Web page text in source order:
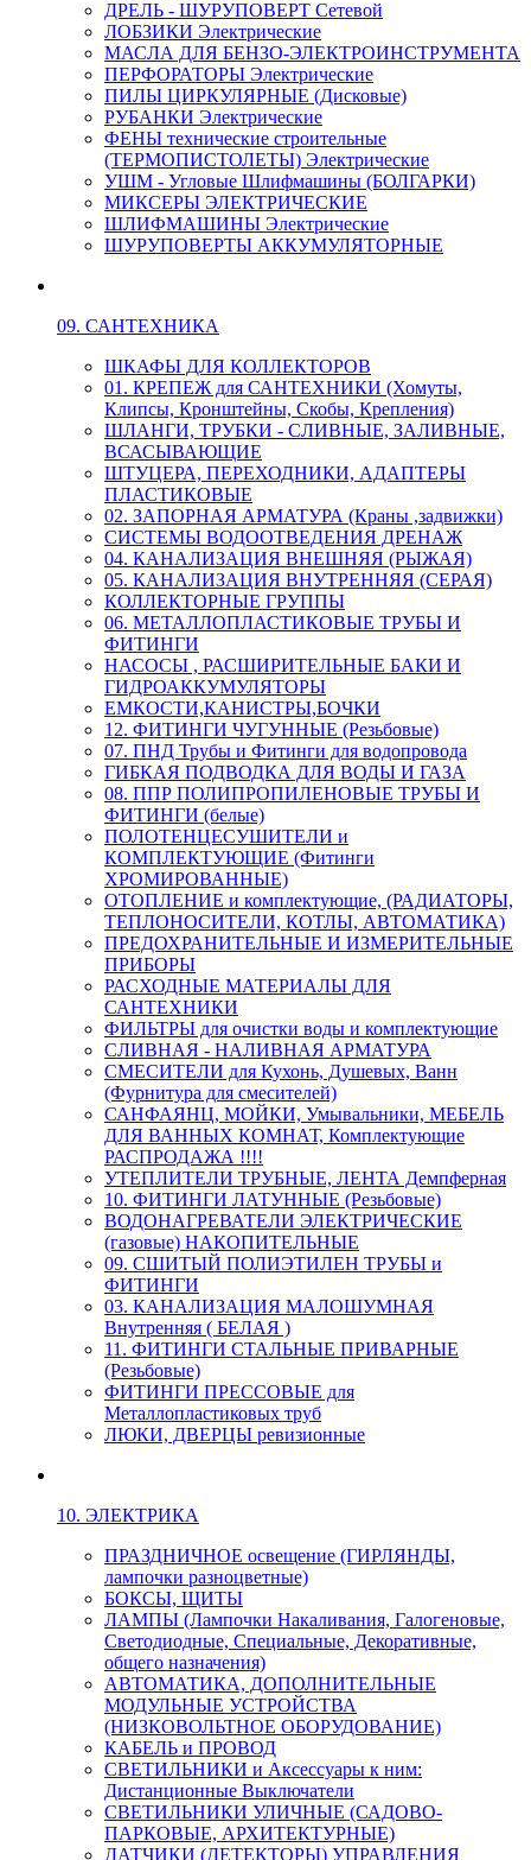
ДРЕЛЬ - ШУРУПОВЕРТ Сетевой
ЛОБЗИКИ Электрические
МАСЛА ДЛЯ БЕНЗО-ЭЛЕКТРОИНСТРУМЕНТА
ПЕРФОРАТОРЫ Электрические
ПИЛЫ ЦИРКУЛЯРНЫЕ (Дисковые)
РУБАНКИ Электрические
ФЕНЫ технические строительные
(ТЕРМОПИСТОЛЕТЫ) Электрические
УШМ - Угловые Шлифмашины (БОЛГАРКИ)
МИКСЕРЫ ЭЛЕКТРИЧЕСКИЕ
ШЛИФМАШИНЫ Электрические
ШУРУПОВЕРТЫ АККУМУЛЯТОРНЫЕ
09. САНТЕХНИКА
ШКАФЫ ДЛЯ КОЛЛЕКТОРОВ
01. КРЕПЕЖ для САНТЕХНИКИ (Хомуты,
Клипсы, Кронштейны, Скобы, Крепления)
ШЛАНГИ, ТРУБКИ - СЛИВНЫЕ, ЗАЛИВНЫЕ,
ВСАСЫВАЮЩИЕ
ШТУЦЕРА, ПЕРЕХОДНИКИ, АДАПТЕРЫ
ПЛАСТИКОВЫЕ
02. ЗАПОРНАЯ АРМАТУРА (Краны ,задвижки)
СИСТЕМЫ ВОДООТВЕДЕНИЯ ДРЕНАЖ
04. КАНАЛИЗАЦИЯ ВНЕШНЯЯ (РЫЖАЯ)
05. КАНАЛИЗАЦИЯ ВНУТРЕННЯЯ (СЕРАЯ)
КОЛЛЕКТОРНЫЕ ГРУППЫ
06. МЕТАЛЛОПЛАСТИКОВЫЕ ТРУБЫ И
ФИТИНГИ
НАСОСЫ , РАСШИРИТЕЛЬНЫЕ БАКИ И
ГИДРОАККУМУЛЯТОРЫ
ЕМКОСТИ,КАНИСТРЫ,БОЧКИ
12. ФИТИНГИ ЧУГУННЫЕ (Резьбовые)
07. ПНД Трубы и Фитинги для водопровода
ГИБКАЯ ПОДВОДКА ДЛЯ ВОДЫ И ГАЗА
08. ППР ПОЛИПРОПИЛЕНОВЫЕ ТРУБЫ И
ФИТИНГИ (белые)
ПОЛОТЕНЦЕСУШИТЕЛИ и
КОМПЛЕКТУЮЩИЕ (Фитинги
ХРОМИРОВАННЫЕ)
ОТОПЛЕНИЕ и комплектующие, (РАДИАТОРЫ,
ТЕПЛОНОСИТЕЛИ, КОТЛЫ, АВТОМАТИКА)
ПРЕДОХРАНИТЕЛЬНЫЕ И ИЗМЕРИТЕЛЬНЫЕ
ПРИБОРЫ
РАСХОДНЫЕ МАТЕРИАЛЫ ДЛЯ
САНТЕХНИКИ
ФИЛЬТРЫ для очистки воды и комплектующие
СЛИВНАЯ - НАЛИВНАЯ АРМАТУРА
СМЕСИТЕЛИ для Кухонь, Душевых, Ванн
(Фурнитура для смесителей)
САНФАЯНЦ, МОЙКИ, Умывальники, МЕБЕЛЬ
ДЛЯ ВАННЫХ КОМНАТ, Комплектующие
РАСПРОДАЖА !!!!
УТЕПЛИТЕЛИ ТРУБНЫЕ, ЛЕНТА Демпферная
10. ФИТИНГИ ЛАТУННЫЕ (Резьбовые)
ВОДОНАГРЕВАТЕЛИ ЭЛЕКТРИЧЕСКИЕ
(газовые) НАКОПИТЕЛЬНЫЕ
09. СШИТЫЙ ПОЛИЭТИЛЕН ТРУБЫ и
ФИТИНГИ
03. КАНАЛИЗАЦИЯ МАЛОШУМНАЯ
Внутренняя ( БЕЛАЯ )
11. ФИТИНГИ СТАЛЬНЫЕ ПРИВАРНЫЕ
(Резьбовые)
ФИТИНГИ ПРЕССОВЫЕ для
Металлопластиковых труб
ЛЮКИ, ДВЕРЦЫ ревизионные
10. ЭЛЕКТРИКА
ПРАЗДНИЧНОЕ освещение (ГИРЛЯНДЫ,
лампочки разноцветные)
БОКСЫ, ЩИТЫ
ЛАМПЫ (Лампочки Накаливания, Галогеновые,
Светодиодные, Специальные, Декоративные,
общего назначения)
АВТОМАТИКА, ДОПОЛНИТЕЛЬНЫЕ
МОДУЛЬНЫЕ УСТРОЙСТВА
(НИЗКОВОЛЬТНОЕ ОБОРУДОВАНИЕ)
КАБЕЛЬ и ПРОВОД
СВЕТИЛЬНИКИ и Аксессуары к ним:
Дистанционные Выключатели
СВЕТИЛЬНИКИ УЛИЧНЫЕ (САДОВО-
ПАРКОВЫЕ, АРХИТЕКТУРНЫЕ)
ДАТЧИКИ (ДЕТЕКТОРЫ) УПРАВЛЕНИЯ